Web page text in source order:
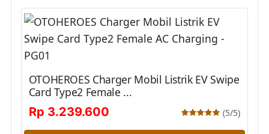
OTOHEROES Charger Mobil Listrik EV Swipe
Card Type2 Female ...
Rp 3.239.600
(5/5)